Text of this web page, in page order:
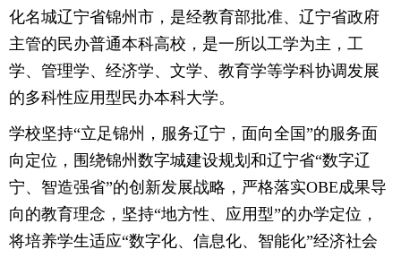
化名城辽宁省锦州市，是经教育部批准、辽宁省政府
主管的民办普通本科高校，是一所以工学为主，工
学、管理学、经济学、文学、教育学等学科协调发展
的多科性应用型民办本科大学。
学校坚持“立足锦州，服务辽宁，面向全国”的服务面
向定位，围绕锦州数字城建设规划和辽宁省“数字辽
宁、智造强省”的创新发展战略，严格落实OBE成果导
向的教育理念，坚持“地方性、应用型”的办学定位，
将培养学生适应“数字化、信息化、智能化”经济社会